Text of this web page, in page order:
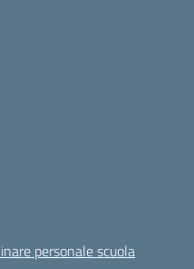
personale scuola